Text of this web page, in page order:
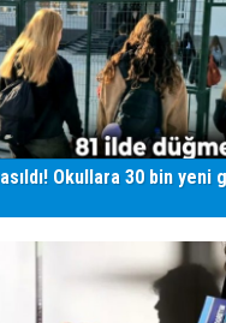
Okullara 30 bin yeni